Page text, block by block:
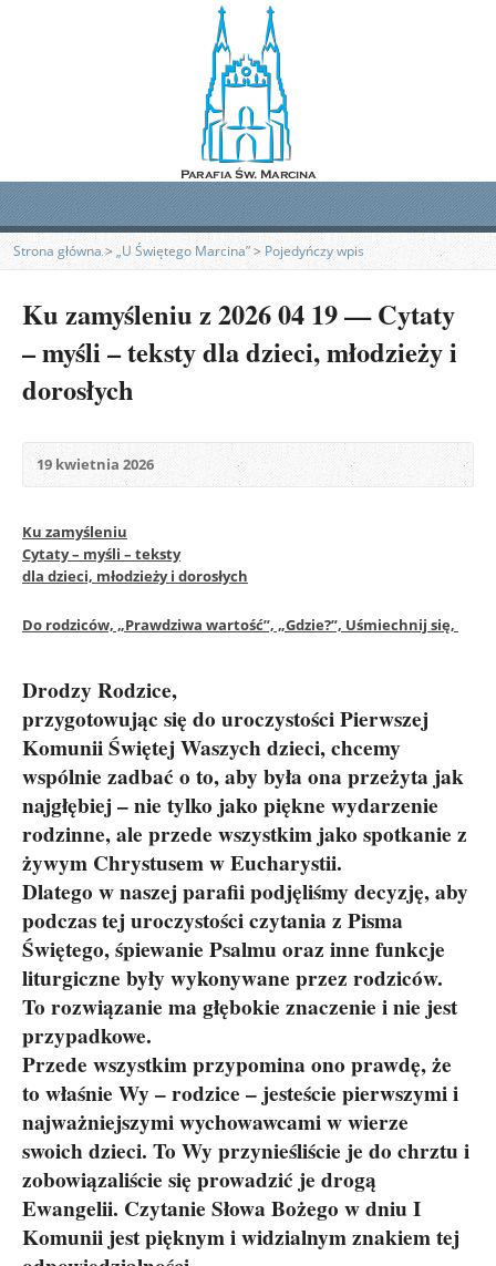
Strona główna> „U Świętego Marcina” >Pojedyńczy wpis
Ku zamyśleniu z 2026 04 19 — Cytaty
– myśli – teksty dla dzieci, młodzieży i
dorosłych
19 kwietnia 2026
Ku zamyśleniu
Cytaty – myśli – teksty
dla dzieci, młodzieży i dorosłych
Do rodziców, „Prawdziwa wartość”, „Gdzie?”, Uśmiechnij się,
Drodzy Rodzice,
przygotowując się do uroczystości Pierwszej
Komunii Świętej Waszych dzieci, chcemy
wspólnie zadbać o to, aby była ona przeżyta jak
najgłębiej – nie tylko jako piękne wydarzenie
rodzinne, ale przede wszystkim jako spotkanie z
żywym Chrystusem w Eucharystii.
Dlatego w naszej parafii podjęliśmy decyzję, aby
podczas tej uroczystości czytania z Pisma
Świętego, śpiewanie Psalmu oraz inne funkcje
liturgiczne były wykonywane przez rodziców.
To rozwiązanie ma głębokie znaczenie i nie jest
przypadkowe.
Przede wszystkim przypomina ono prawdę, że
to właśnie Wy – rodzice – jesteście pierwszymi i
najważniejszymi wychowawcami w wierze
swoich dzieci. To Wy przynieśliście je do chrztu i
zobowiązaliście się prowadzić je drogą
Ewangelii. Czytanie Słowa Bożego w dniu I
Komunii jest pięknym i widzialnym znakiem tej